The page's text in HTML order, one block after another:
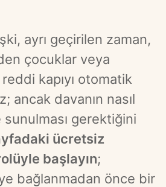
ayrı geçirilen zaman,
çocuklar veya
kapıyı otomatik
ancak davanın nasıl
sunulması gerektiğini
ücretsiz
başlayın;
bağlanmadan önce bir